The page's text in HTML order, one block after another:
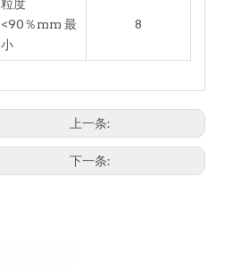
粒度
<90％mm 最
小
8
上一条:
下一条: